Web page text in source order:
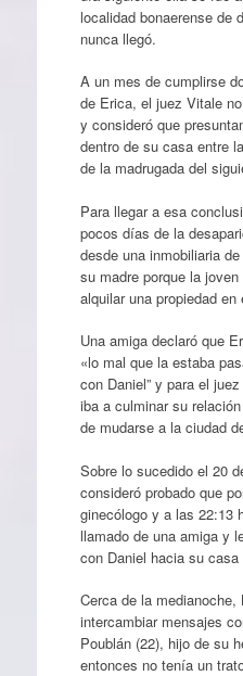
localidad bonaerense de
nunca llegó.
A un mes de cumplirse
de Erica, el juez Vitale
y consideró que
dentro de su casa entre
de la madrugada del
Para llegar a esa
pocos días de la
desde una inmobiliaria
su madre porque la
alquilar una propiedad en
Una amiga declaró que
«lo mal que la estaba
con Daniel” y para el
iba a culminar su
de mudarse a la ciudad
Sobre lo sucedido el 20
consideró probado que
ginecólogo y a las 22:13
llamado de una amiga y
con Daniel hacia su casa
Cerca de la
intercambiar mensajes
Poublán (22), hijo de su
entonces no tenía un